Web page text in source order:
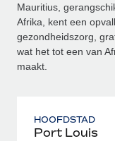
Mauritius,
Afrika, kent een
gezondheidszorg,
wat het tot een van
maakt.
HOOFDSTAD
Port Louis